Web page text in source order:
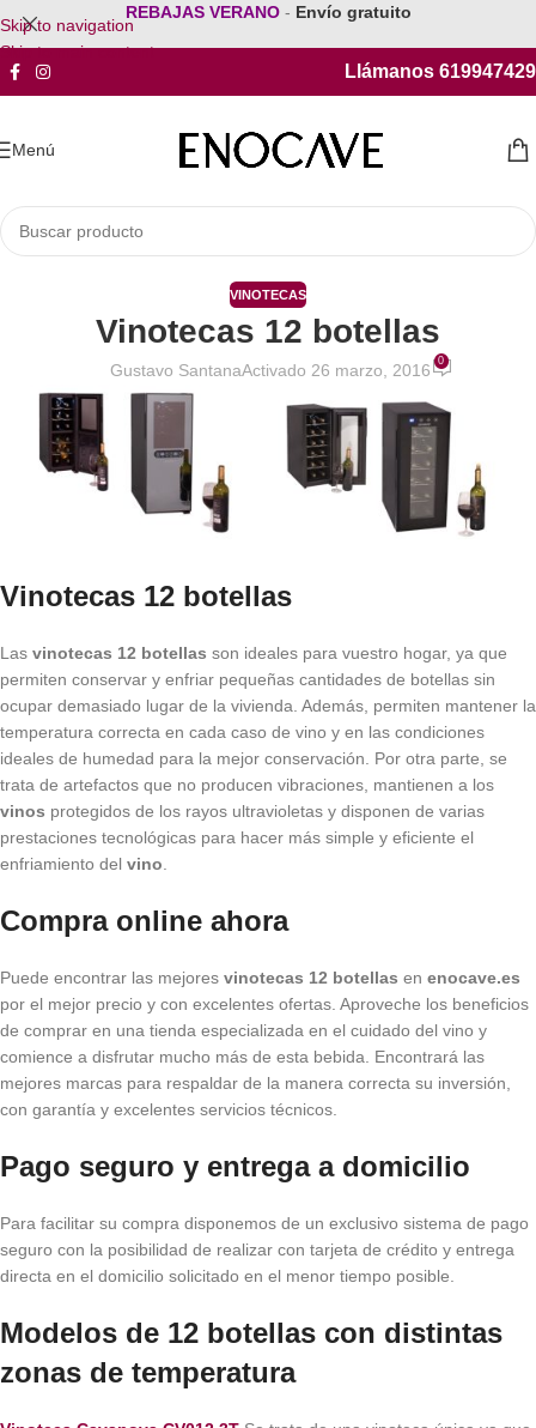
Skip to navigation
Skip to main content
REBAJAS VERANO - Envío gratuito
Llámanos 619947429
Menú
VINOTECAS
Vinotecas 12 botellas
Gustavo SantanaActivado 26 marzo, 2016 0
Vinotecas 12 botellas
Las vinotecas 12 botellas son ideales para vuestro hogar, ya que
permiten conservar y enfriar pequeñas cantidades de botellas sin
ocupar demasiado lugar de la vivienda. Además, permiten mantener la
temperatura correcta en cada caso de vino y en las condiciones
ideales de humedad para la mejor conservación. Por otra parte, se
trata de artefactos que no producen vibraciones, mantienen a los
vinos protegidos de los rayos ultravioletas y disponen de varias
prestaciones tecnológicas para hacer más simple y eficiente el
enfriamiento del vino
Compra online ahora
Puede encontrar las mejores vinotecas 12 botellas en enocave.es
por el mejor precio y con excelentes ofertas. Aproveche los beneficios
de comprar en una tienda especializada en el cuidado del vino y
comience a disfrutar mucho más de esta bebida. Encontrará las
mejores marcas para respaldar de la manera correcta su inversión,
con garantía y excelentes servicios técnicos.
Pago seguro y entrega a domicilio
Para facilitar su compra disponemos de un exclusivo sistema de pago
seguro con la posibilidad de realizar con tarjeta de crédito y entrega
directa en el domicilio solicitado en el menor tiempo posible.
Modelos de 12 botellas con distintas
zonas de temperatura